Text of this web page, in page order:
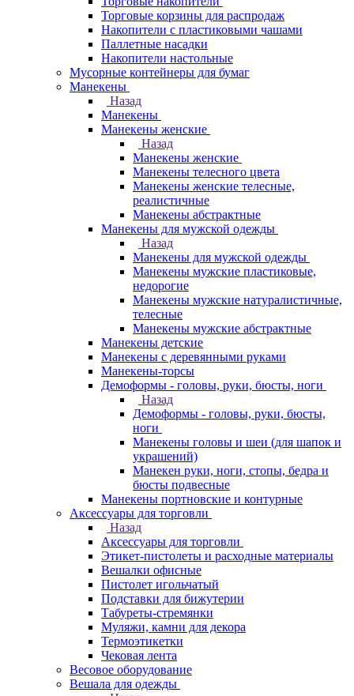
Торговые корзины для распродаж
Накопители с пластиковыми чашами
Паллетные насадки
Накопители настольные
Мусорные контейнеры для бумаг
Манекены
Назад
Манекены
Манекены женские
Назад
Манекены женские
Манекены телесного цвета
Манекены женские телесные,
реалистичные
Манекены абстрактные
Манекены для мужской одежды
Назад
Манекены для мужской одежды
Манекены мужские пластиковые,
недорогие
Манекены мужские натуралистичные,
телесные
Манекены мужские абстрактные
Манекены детские
Манекены с деревянными руками
Манекены-торсы
Демоформы - головы, руки, бюсты, ноги
Назад
Демоформы - головы, руки, бюсты,
ноги
Манекены головы и шеи (для шапок и
украшений)
Манекен руки, ноги, стопы, бедра и
бюсты подвесные
Манекены портновские и контурные
Аксессуары для торговли
Назад
Аксессуары для торговли
Этикет-пистолеты и расходные материалы
Вешалки офисные
Пистолет игольчатый
Подставки для бижутерии
Табуреты-стремянки
Муляжи, камни для декора
Термоэтикетки
Чековая лента
Весовое оборудование
Вешала для одежды